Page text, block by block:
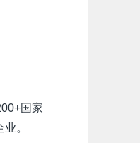
国家
。